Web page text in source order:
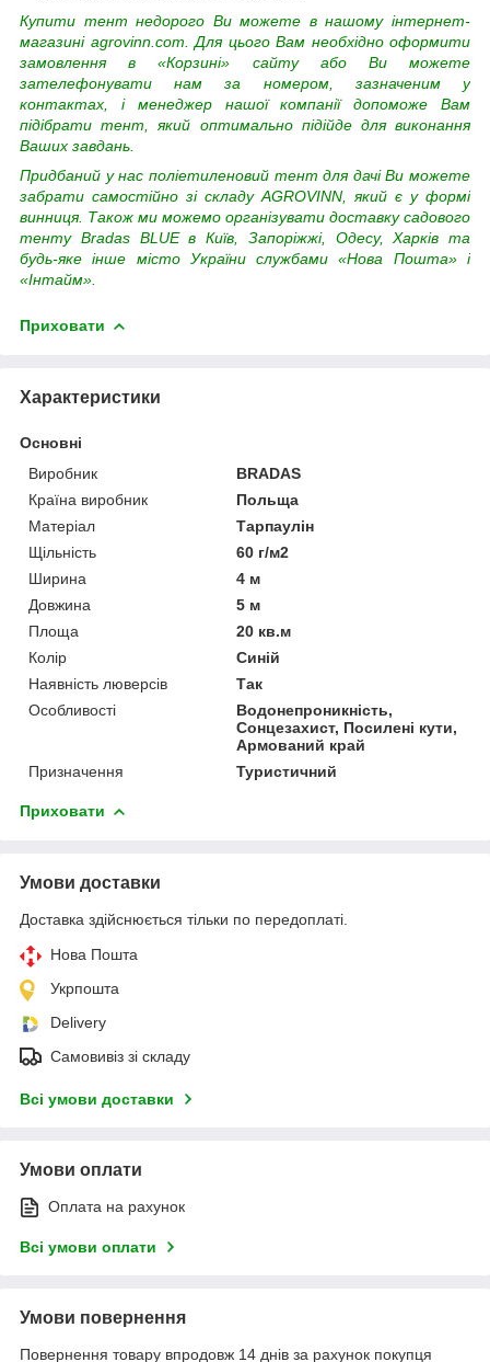
Купити тент недорого Ви можете в нашому інтернет-
магазині agrovinn.com. Для цього Вам необхідно оформити
замовлення в «Корзині» сайту або Ви можете
зателефонувати нам за номером, зазначеним у
контактах, і менеджер нашої компанії допоможе Вам
підібрати тент, який оптимально підійде для виконання
Ваших завдань.
Придбаний у нас поліетиленовий тент для дачі Ви можете
забрати самостійно зі складу AGROVINN, який є у формі
винниця. Також ми можемо організувати доставку садового
тенту Bradas BLUE в Київ, Запоріжжі, Одесу, Харків та
будь-яке інше місто України службами «Нова Пошта» і
«Інтайм».
Приховати
Характеристики
Основні
Виробник
BRADAS
Країна виробник
Польща
Матеріал
Тарпаулін
Щільність
60 г/м2
Ширина
4 м
Довжина
5 м
Площа
20 кв.м
Колір
Синій
Наявність люверсів
Так
Особливості
Водонепроникність,
Сонцезахист, Посилені кути,
Армований край
Призначення
Туристичний
Приховати
Умови доставки
Доставка здійснюється тільки по передоплаті.
Нова Пошта
Укрпошта
Delivery
Самовивіз зі складу
Всі умови доставки
Умови оплати
Оплата на рахунок
Всі умови оплати
Умови повернення
Повернення товару впродовж 14 днів за рахунок покупця